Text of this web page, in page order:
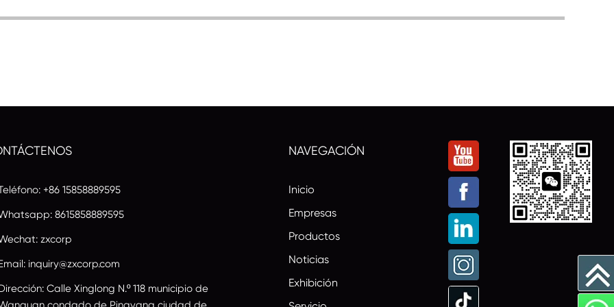
+86 15858889595
8615858889595
zxcorp
inquiry@zxcorp.com
Calle Xinglong N.º 118 municipio de
NAVEGACIÓN
Inicio
Empresas
Productos
Noticias
Exhibición